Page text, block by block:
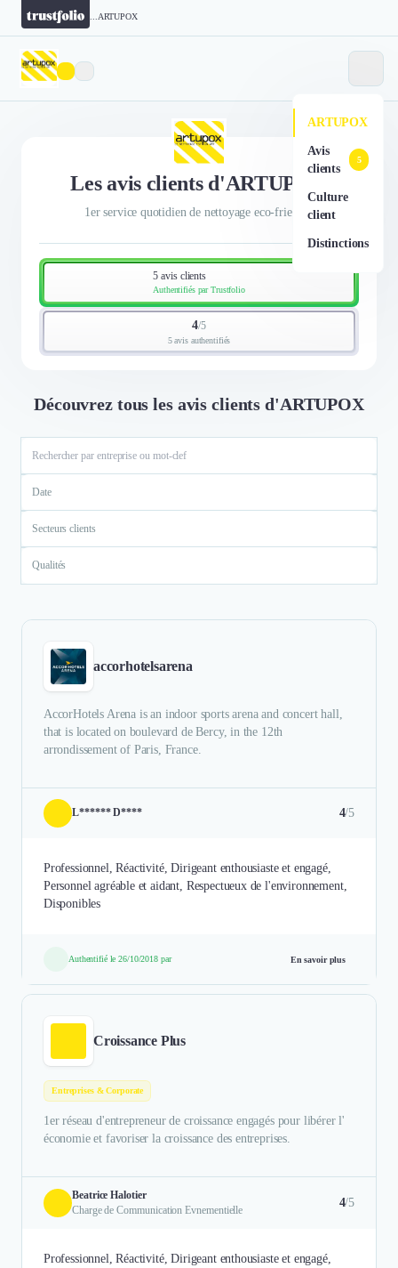
ARTUPOX
ARTUPOX
Avis
clients
5
Culture
client
Distinctions
Les avis clients d'ARTUPOX
1er service quotidien de nettoyage eco-friendly
5 avis clients
Authentifiés par Trustfolio
4/5
5 avis authentifiés
Découvrez tous les avis clients d'ARTUPOX
Date
Secteurs clients
Qualités
accorhotelsarena
AccorHotels Arena is an indoor sports arena and concert hall,
that is located on boulevard de Bercy, in the 12th
arrondissement of Paris, France.
L****** D**** 4/5
Professionnel, Réactivité, Dirigeant enthousiaste et engagé,
Personnel agréable et aidant, Respectueux de l'environnement,
Disponibles
Authentifié le 26/10/2018 par En savoir plus
Croissance Plus
Entreprises & Corporate
1er réseau d'entrepreneur de croissance engagés pour libérer l'
économie et favoriser la croissance des entreprises.
Beatrice Halotier
Charge de Communication Evnementielle
4/5
Professionnel, Réactivité, Dirigeant enthousiaste et engagé,